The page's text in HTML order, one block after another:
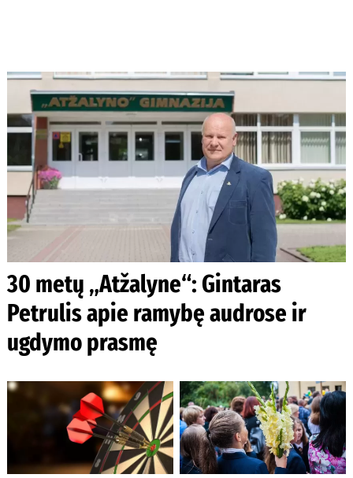
30 metų „Atžalyne“: Gintaras
Petrulis apie ramybę audrose ir
ugdymo prasmę